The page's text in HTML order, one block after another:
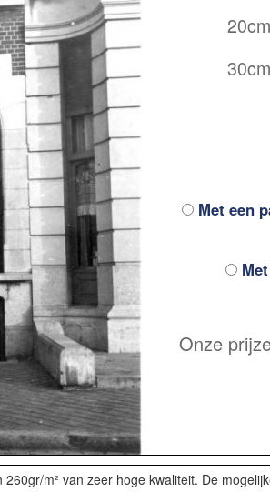
Met een
Onze
m² van zeer hoge kwaliteit. De